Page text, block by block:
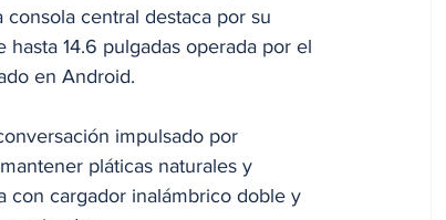
consola central destaca por su
14.6 pulgadas operada por el
en Android.
impulsado por
pláticas naturales y
con cargador inalámbrico doble y